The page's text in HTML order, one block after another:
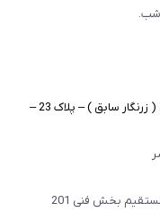
تهران - بلوار میرداماد – خیابان نسا – کوچه غفاری ( زرنگار سابق ) – پلاک 23 –